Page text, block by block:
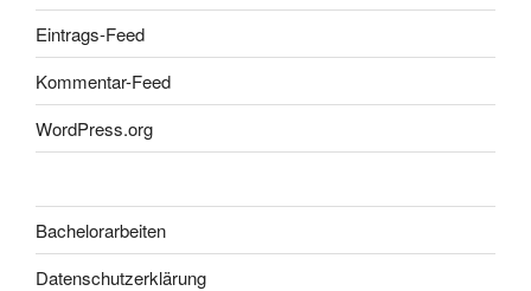
Eintrags-Feed
Kommentar-Feed
WordPress.org
Bachelorarbeiten
Datenschutzerklärung